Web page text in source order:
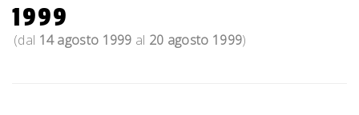
1999
(dal 14 agosto 1999 al 20 agosto 1999)